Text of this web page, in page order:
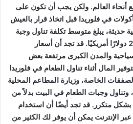
أنحاء العالم. ولكن يجب أن تكون على
في فلوريدا قبل اتخاذ قرار بالعيش
يبلغ متوسط تكلفة تناول وجبة
في مطعم عادي بين 10-20 دولارًا أمريكيًا. قد تجد أن أسعار
والمدن الكبرى مرتفعة بعض
المال أثناء تناول الطعام في فلوريدا
الخاصة، وزيارة المطاعم المحلية
وتناول وجبات الطعام في البيت بدلاً من
متكرر. قد تجد أيضًا أن استخدام
الإنترنت يمكن أن يوفر لك الكثير من